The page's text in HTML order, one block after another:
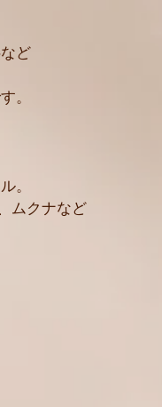
ど
。
。
ムクナなど